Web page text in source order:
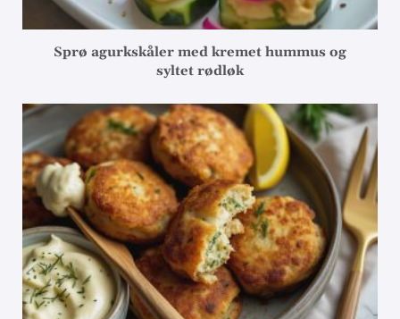
Sprø agurkskåler med kremet hummus og
syltet rødløk